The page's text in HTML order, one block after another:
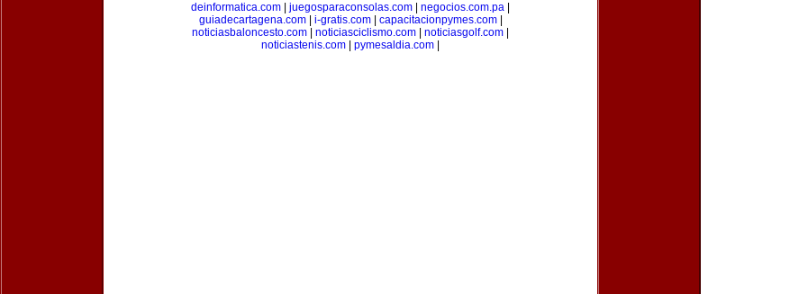
deinformatica.com
juegosparaconsolas.com negocios.com.pa
guiadecartagena.com| i-gratis.com| capacitacionpymes.com|
noticiasbaloncesto.com
noticiasciclismo.com noticiasgolf.com
noticiastenis.com
pymesaldia.com